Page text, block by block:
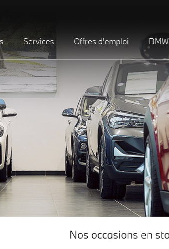
Services Offres d'emploi
Nos occasions en